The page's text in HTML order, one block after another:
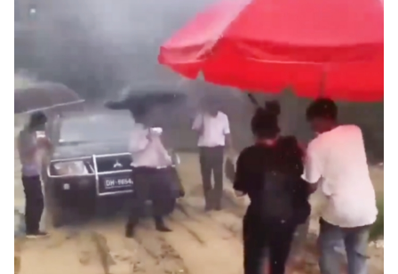
韓国政府「2035年までに18.4GW規模のAIデ
ータセンター整備」⇒ だから無理だってば。
『Money1』
JPモルガン「韓国レバレッジETFの清算は
ほぼ終わった」
『Money1』
韓国『国民年金公団』株価暴落で200兆蒸
発。
『Money1』
韓国政府「ニセＫ-ブランドを通報しようキ
ャンペーン」⇒ あの名物教授も登場！
『Money1』
韓国「橋が落ちました」⇒ 耐久性「なさす
ぎ」では。
『Money1』 韓国鉄鋼最大手『POSCO』ズブズブ沈む。